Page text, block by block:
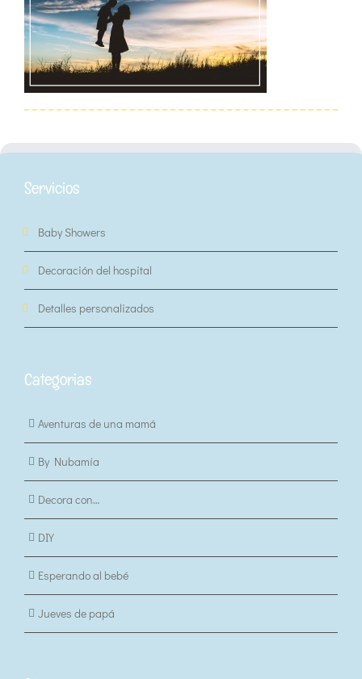
Servicios
Baby Showers
Decoración del hospital
Detalles personalizados
Categorias
Aventuras de una mamá
By Nubamía
Decora con…
DIY
Esperando al bebé
Jueves de papá